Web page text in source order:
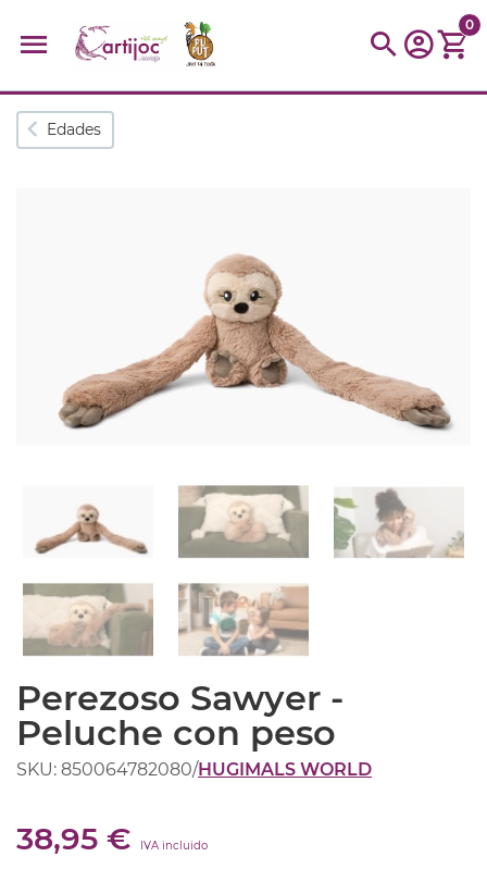
Búsquedas populares
0
Edades
Perezoso Sawyer -
Peluche con peso
SKU: 850064782080/HUGIMALS WORLD
38,95 € IVA incluido